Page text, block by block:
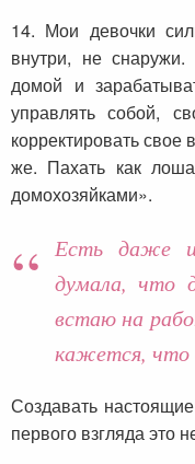
14. Мои девочки
внутри, не
домой и
управлять собой,
корректировать свое
же. Пахать как
домохозяйками».
Есть даже
думала, что
встаю на
кажется, что
Создавать
первого взгляда это